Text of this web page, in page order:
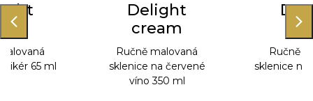
likér 65 ml
Delight
cream
Ručně malovaná
sklenice na červené
víno 350 ml
Ručně
sklenice na